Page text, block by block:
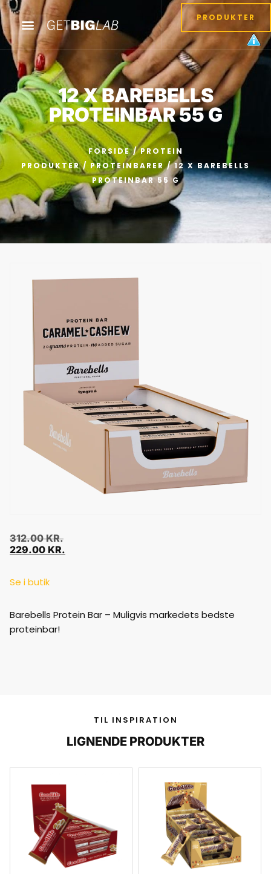
PRODUKTER
12 X BAREBELLS
PROTEINBAR 55 G
FORSIDE/PROTEIN
PRODUKTER/ PROTEINBARER / 12 X BAREBELLS
PROTEINBAR 55 G
312.00KR.
229.00 KR.
Se i butik
Barebells Protein Bar – Muligvis markedets bedste
proteinbar!
TIL INSPIRATION
LIGNENDE PRODUKTER